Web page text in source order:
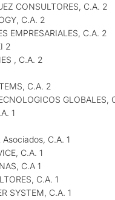
CONSULTORES, C.A. 2
C.A. 2
EMPRESARIALES, C.A. 2
2
, C.A. 2
C.A. 2
GLOBALES,
1
C.A. 1
C.A. 1
C.A 1
C.A. 1
SYSTEM, C.A. 1